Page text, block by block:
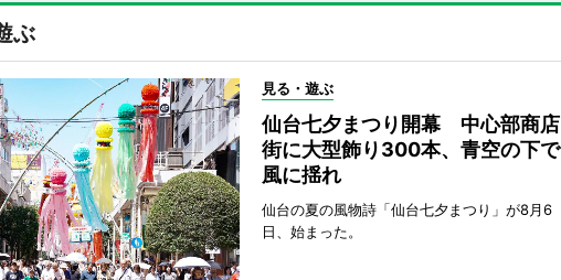
ぶ
見る・遊ぶ
仙台七夕まつり開幕 中心部商店
街に大型飾り300本、青空の下で
風に揺れ
仙台の夏の風物詩「仙台七夕まつり」が8月6
日、始まった。